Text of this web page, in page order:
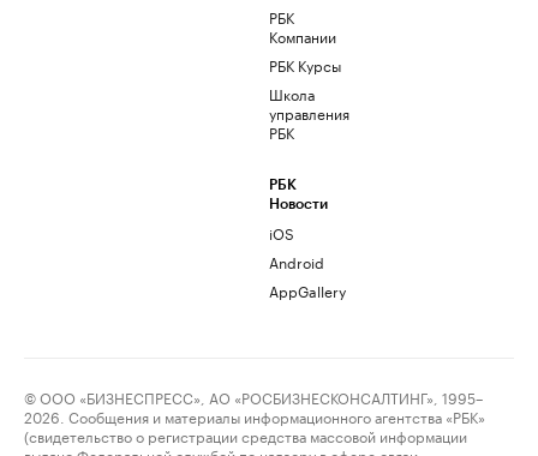
РБК
Компании
РБК Курсы
Школа
управления
РБК
РБК
Новости
iOS
Android
AppGallery
© ООО «БИЗНЕСПРЕСС», АО «РОСБИЗНЕСКОНСАЛТИНГ», 1995–
2026. Сообщения и материалы информационного агентства «РБК»
(свидетельство о регистрации средства массовой информации